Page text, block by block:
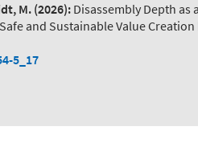
M. (2026): Disassembly Depth
and Sustainable Value
5_17